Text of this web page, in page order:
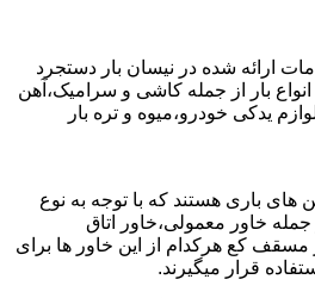
ارائه شده در نیسان بار دستجرد
بار از جمله کاشی و سرامیک،آهن
یدکی خودرو،میوه و تره بار
های باری هستند که با توجه به نوع
جمله خاور معمولی،خاور اتاق
مسقف کع هرکدام از این خاور ها برای
قرار میگیرند.